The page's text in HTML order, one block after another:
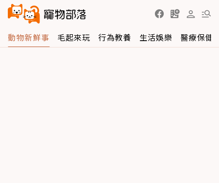
動物新鮮事 毛起來玩 行為教養 生活娛樂 醫療保健